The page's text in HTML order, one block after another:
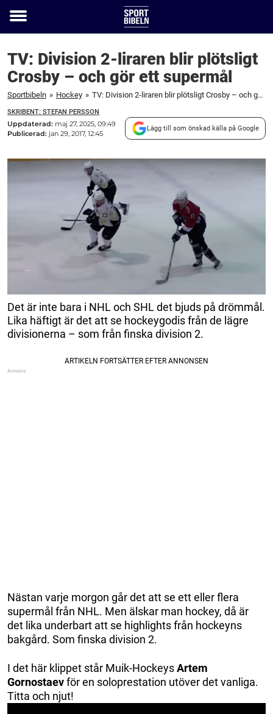
Toggle
TV: Division 2-liraren blir plötsligt
Crosby – och gör ett supermål
Sportbibeln » Hockey » TV: Division 2-liraren blir plötsligt Crosby – och gör ett supermål
SKRIBENT: STEFAN PERSSON
Uppdaterad: maj 27, 2025, 09:49
Publicerad: jan 29, 2017, 12:45
Lägg till som önskad källa på Google
Det är inte bara i NHL och SHL det bjuds på drömmål.
Lika häftigt är det att se hockeygodis från de lägre
divisionerna – som från finska division 2.
Nästan varje morgon går det att se ett eller flera
supermål från NHL. Men älskar man hockey, då är
det lika underbart att se highlights från hockeyns
bakgård. Som finska division 2.
I det här klippet står Muik-HockeysArtem
Gornostaevför en soloprestation utöver det vanliga.
Titta och njut!